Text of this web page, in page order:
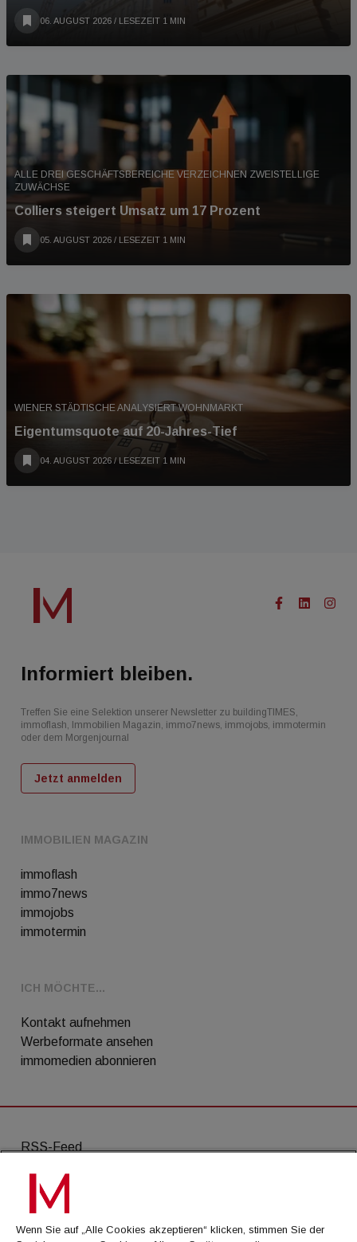
06. AUGUST 2026 / LESEZEIT 1 MIN
ALLE DREI GESCHÄFTSBEREICHE VERZEICHNEN ZWEISTELLIGE
ZUWÄCHSE
Colliers steigert Umsatz um 17 Prozent
05. AUGUST 2026 / LESEZEIT 1 MIN
WIENER STÄDTISCHE ANALYSIERT WOHNMARKT
Eigentumsquote auf 20-Jahres-Tief
04. AUGUST 2026 / LESEZEIT 1 MIN
IMMOBILIEN MAGAZIN
immoflash
immo7news
immojobs
immotermin
ICH MÖCHTE...
Kontakt aufnehmen
Werbeformate ansehen
immomedien abonnieren
Informiert bleiben.
Treffen Sie eine Selektion unserer Newsletter zu buildingTIMES,
immoflash, Immobilien Magazin, immo7news, immojobs, immotermin
oder dem Morgenjournal
Jetzt anmelden
RSS-Feed
AGB
Datenschutz
Kontakt
Wenn Sie auf „Alle Cookies akzeptieren“ klicken, stimmen Sie der